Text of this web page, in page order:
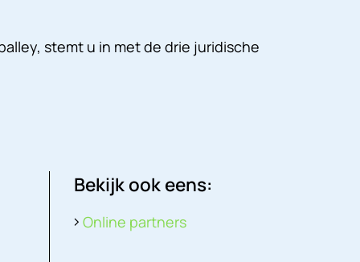
stemt u in met de drie juridische
Bekijk ook eens:
Online partners